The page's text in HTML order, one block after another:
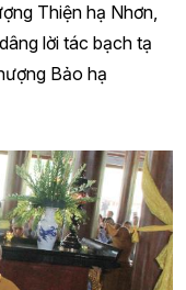
Thiện hạ Nhơn,
lời tác bạch tạ
Bảo hạ